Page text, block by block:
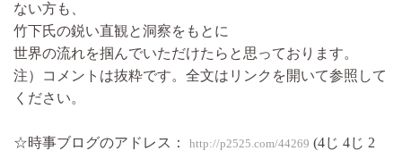
ない方も、
竹下氏の鋭い直観と洞察をもとに
世界の流れを掴んでいただけたらと思っております。
注）コメントは抜粋です。全文はリンクを開いて参照して
ください。
☆時事ブログのアドレス： http://p2525.com/44269 (4じ 4じ 2